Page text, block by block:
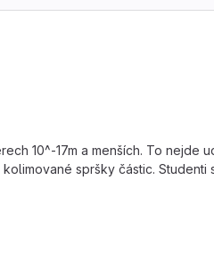
10^-17m a menších. To nejde
spršky částic. Studenti